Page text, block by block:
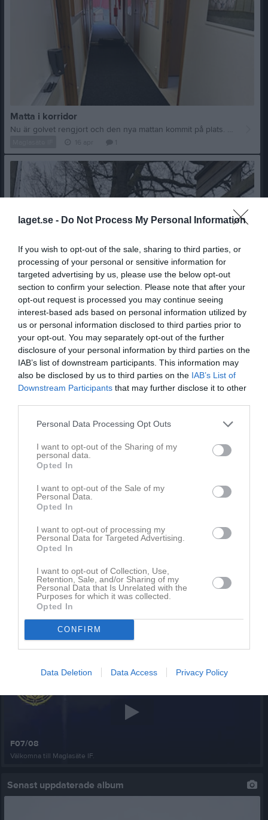
laget.se - Do Not Process My Personal Information
If you wish to opt-out of the sale, sharing to third parties, or
processing of your personal or sensitive information for
targeted advertising by us, please use the below opt-out
section to confirm your selection. Please note that after your
opt-out request is processed you may continue seeing
interest-based ads based on personal information utilized by
us or personal information disclosed to third parties prior to
your opt-out. You may separately opt-out of the further
disclosure of your personal information by third parties on the
IAB’s list of downstream participants. This information may
also be disclosed by us to third parties on the IAB’s List of
Downstream Participants that may further disclose it to other
Personal Data Processing Opt Outs
I want to opt-out of the Sharing of my
personal data.
Opted In
I want to opt-out of the Sale of my
Personal Data.
Opted In
I want to opt-out of processing my
Personal Data for Targeted Advertising.
Opted In
I want to opt-out of Collection, Use,
Retention, Sale, and/or Sharing of my
Personal Data that Is Unrelated with the
Purposes for which it was collected.
Opted In
CONFIRM
Data Deletion Data Access Privacy Policy
Matta i korridor
Nu är golvet rengjort och den nya mattan kommit på plats. Lite tyngder i skarvarna behövs!
Nu har taket fått sin strykning
Så var taket målat
Maglasäte IF 14 apr 1
Club Intersport: SÄSONGEN ÄR IGÅNG!
Hej på er! Fotbollssäsongen är här! T.o.m. den 20 april får du 25 % rabatt på all fotboll – perfekt för att fylla på med det du behöver under säsongen. Ange: FOTBOLL26 vid köp online. Visa upp streckod i butik. (Gäller på ordinarie priser och kan ej kombineras med andra rabatter. Gäller ej produkter ”exkluderade från rabatter”, föreningskläder, supporterprodukter, beställningsprodukter eller sista chansen produkter.) Genom ett medlemskap i Club INTERSPORT får du tillgång till unika erbjudanden samt bonus på alla dina köp. Välj din förening under ”Mina sidor” på intersport.se, då går 3% på allt du handlar hos oss tillbaka till din valda förening utan att din egen bonus påverkas!
Maglasäte IF
Visa fler nyheter
Senast uppladdade video
F07/08
Välkomna till Maglasäte IF.
Senast uppdaterade album